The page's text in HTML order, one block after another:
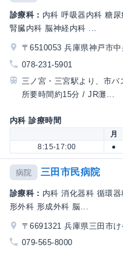
診療科： 内科 呼吸器内科 糖
腎臓内科 脳神経内科 ...
〒6510053 兵庫県神戸市
078-231-5901
三ノ宮・三宮駅より、市
所要時間約15分 / JR灘...
内科 診療時間
月
8:15-17:00
●
病院 三田市民病院
診療科： 内科 消化器科 循環
形外科 形成外科 脳...
〒6691321 兵庫県三田市
079-565-8000